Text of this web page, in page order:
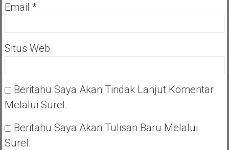
Email *
Situs Web
Beritahu Saya Akan Tindak Lanjut Komentar
Melalui Surel.
Beritahu Saya Akan Tulisan Baru Melalui
Surel.